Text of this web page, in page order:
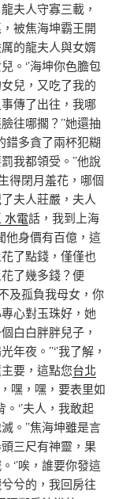
夫人守寡三載，
被焦海坤霸王開
的龍夫人與女婿
。‘’海坤你色膽包
兒，又吃了我的
傳了出往，我哪
往哪擱？’’她還抽
錯多貪了兩杯犯糊
我都領受。’’他說
得閉月羞花，哪個
夫人莊嚴，夫人
水電話，我到上海
他身價有百億，這
了點錢，僅僅也
了幾多錢？便
及孤負我母女，你
心對玉珠好，她
白白胖胖兒子，
夜。’’‘’我了解，
要，這點您台北
嘿，嘿，要表里如
‘’夫人，我敢起
。’’焦海坤雖是言
三尺有神靈，果
‘’唉，誰要你發這
兮的，我回房往